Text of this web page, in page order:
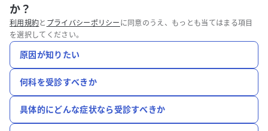
か？
利用規約と プライバシーポリシー に同意のうえ、もっとも当てはまる項目
を選択してください。
原因が知りたい
何科を受診すべきか
具体的にどんな症状なら受診すべきか